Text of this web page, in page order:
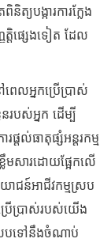
ត្យបង្ការការក្លែង
ត្តិផ្សេងទៀត ដែល
េលអ្នកប្រើប្រាស់
នរបស់អ្នក ដើម្បី
តល់ធាតុផ្សំអន្តរកម្ម
លឹមសារដោយផ្អែកលើ
ោជន៍អាជីវកម្មស្រប
រើប្រាស់របស់យើង
របទៅនឹងចំណាប់